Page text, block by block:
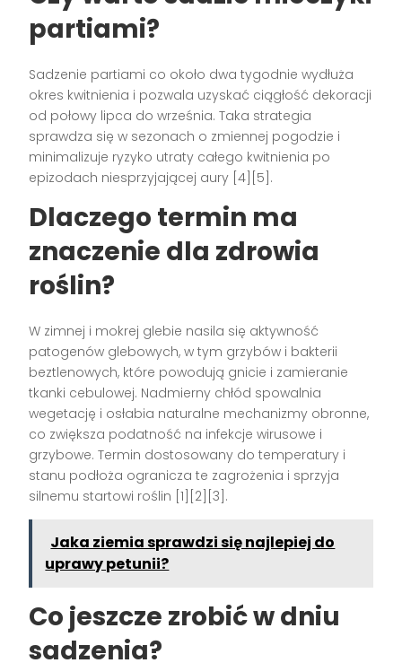
partiami?
Sadzenie partiami co około dwa tygodnie wydłuża
okres kwitnienia i pozwala uzyskać ciągłość dekoracji
od połowy lipca do września. Taka strategia
sprawdza się w sezonach o zmiennej pogodzie i
minimalizuje ryzyko utraty całego kwitnienia po
epizodach niesprzyjającej aury [4][5].
Dlaczego termin ma
znaczenie dla zdrowia
roślin?
W zimnej i mokrej glebie nasila się aktywność
patogenów glebowych, w tym grzybów i bakterii
beztlenowych, które powodują gnicie i zamieranie
tkanki cebulowej. Nadmierny chłód spowalnia
wegetację i osłabia naturalne mechanizmy obronne,
co zwiększa podatność na infekcje wirusowe i
grzybowe. Termin dostosowany do temperatury i
stanu podłoża ogranicza te zagrożenia i sprzyja
silnemu startowi roślin [1][2][3].
Jaka ziemia sprawdzi się najlepiej do
uprawy petunii?
Co jeszcze zrobić w dniu
sadzenia?